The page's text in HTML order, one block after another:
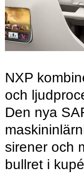
NXP
och
Den nya
sirener och
bullret i